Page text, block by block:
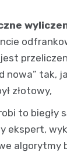
nowa” tak,
złotowy,
to biegły
ekspert,
algorytmy